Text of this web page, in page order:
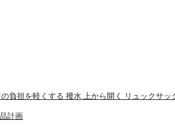
負担を軽くする 撥水 上から開く リュックサッ
計画